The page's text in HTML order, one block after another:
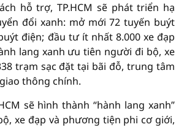
hỗ trợ, TP.HCM sẽ phát triển hạ
đổi xanh: mở mới 72 tuyến buýt
điện; đầu tư ít nhất 8.000 xe đạp
lang xanh ưu tiên người đi bộ, xe
trạm sạc đặt tại bãi đỗ, trung tâm
thông chính.
sẽ hình thành “hành lang xanh”
xe đạp và phương tiện phi cơ giới,